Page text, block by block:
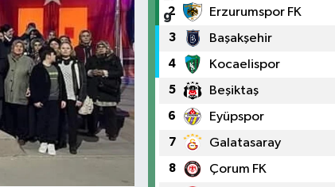
2 Erzurumspor FK
3 Başakşehir
4 Kocaelispor
5 Beşiktaş
6 Eyüpspor
7 Galatasaray
8 Çorum FK